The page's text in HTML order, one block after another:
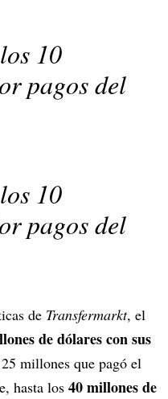
10
pagos del
10
pagos del
de Transfermarkt, el
de dólares con sus
millones que pagó el
hasta los 40 millones de